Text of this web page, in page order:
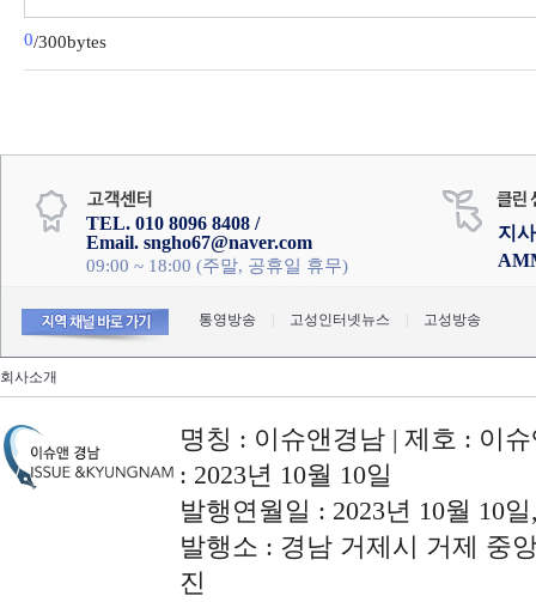
0/300bytes
TEL. 010 8096 8408 /
Email. sngho67@naver.com
09:00 ~ 18:00 (주말, 공휴일 휴무)
지
통영방송 고성인터넷뉴스 고성방송
회사소개
명칭 : 이슈앤경남 | 제호 : 이
: 2023년 10월 10일
발행연월일 : 2023년 10월 10
발행소 : 경남 거제시 거제 중
진